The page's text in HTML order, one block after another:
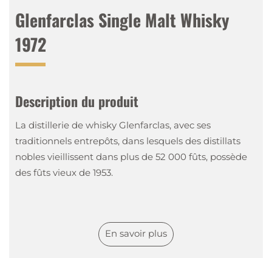
Glenfarclas Single Malt Whisky
1972
Description du produit
La distillerie de whisky Glenfarclas, avec ses
traditionnels entrepôts, dans lesquels des distillats
nobles vieillissent dans plus de 52 000 fûts, possède
des fûts vieux de 1953.
Single Casks des entrepôts de la distillerie, avec des
cuvées allant de 1945 à aujourd’hui, 2003. Les
En savoir plus